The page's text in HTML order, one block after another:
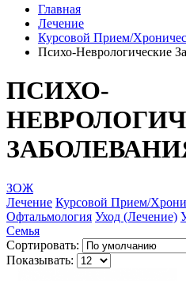
Главная
Лечение
Курсовой Прием/
Психо-Неврологические
ПСИХО-
ЗОЖ
Лечение Курсовой Прием/
Офтальмология Уход (Лечение)
Семья
Сортировать:
Показывать: